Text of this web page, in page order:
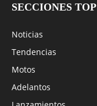
SECCIONES TOP
Noticias
Tendencias
Motos
Adelantos